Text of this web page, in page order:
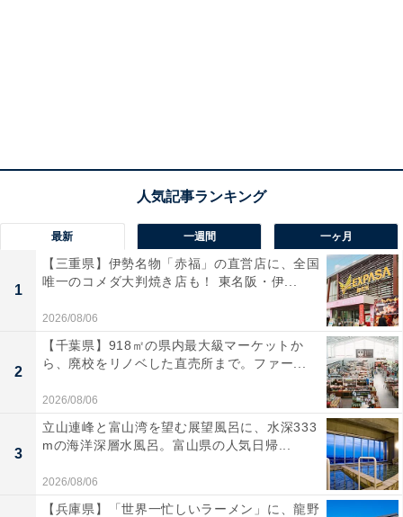
最新 一週間 一ヶ月
1
【三重県】伊勢名物「赤福」の直営店に、全国
唯一のコメダ大判焼き店も！ 東名阪・伊...
2026/08/06
2
【千葉県】918㎡の県内最大級マーケットか
ら、廃校をリノベした直売所まで。ファー...
2026/08/06
3
立山連峰と富山湾を望む展望風呂に、水深333
mの海洋深層水風呂。富山県の人気日帰...
2026/08/06
【兵庫県】「世界一忙しいラーメン」に、龍野